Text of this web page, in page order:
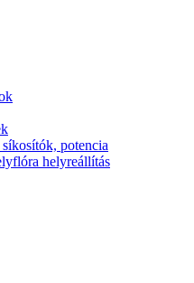
potencia
helyreállítás